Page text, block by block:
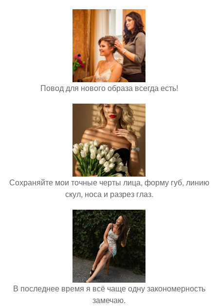
Повод для нового образа всегда есть!
Сохраняйте мои точные черты лица, форму губ, линию
скул, носа и разрез глаз.
В последнее время я всё чаще одну закономерность
замечаю.